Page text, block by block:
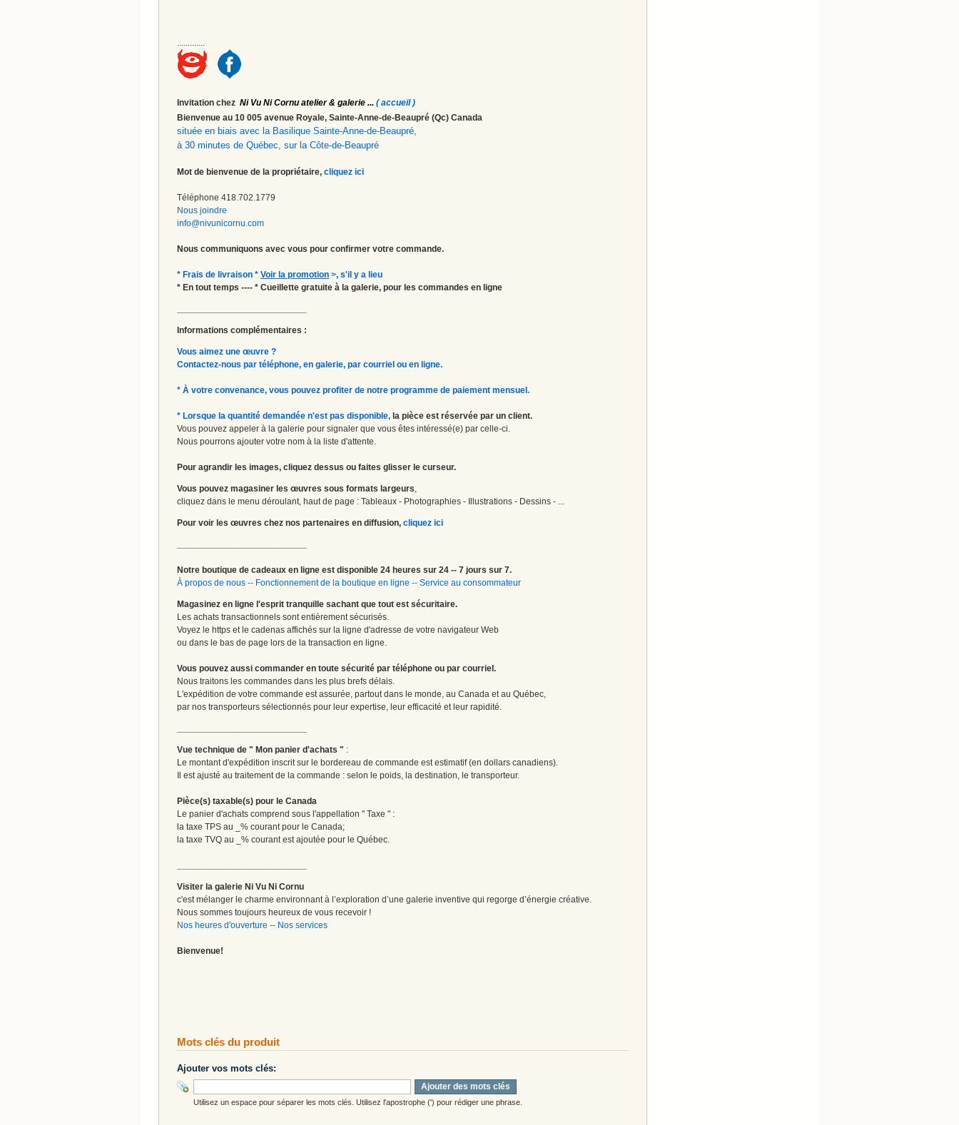
.............
Invitation chez Ni Vu Ni Cornu atelier & galerie ... ( accueil )
Bienvenue au 10 005 avenue Royale, Sainte-Anne-de-Beaupré (Qc) Canada
située en biais avec la Basilique Sainte-Anne-de-Beaupré,
à 30 minutes de Québec, sur la Côte-de-Beaupré
Mot de bienvenue de la propriétaire, cliquez ici
Téléphone 418.702.1779
Nous joindre
info@nivunicornu.com
Nous communiquons avec vous pour confirmer votre commande.
* Frais de livraison * Voir la promotion >, s'il y a lieu
* En tout temps ---- * Cueillette gratuite à la galerie, pour les commandes en ligne
Informations complémentaires :
Vous aimez une œuvre ?
Contactez-nous par téléphone, en galerie, par courriel ou en ligne.
* À votre convenance, vous pouvez profiter de notre programme de paiement mensuel.
* Lorsque la quantité demandée n'est pas disponible, la pièce est réservée par un client.
Vous pouvez appeler à la galerie pour signaler que vous êtes intéressé(e) par celle-ci.
Nous pourrons ajouter votre nom à la liste d'attente.
Pour agrandir les images, cliquez dessus ou faites glisser le curseur.
Vous pouvez magasiner les œuvres sous formats largeurs,
cliquez dans le menu déroulant, haut de page : Tableaux - Photographies - Illustrations - Dessins - ...
Pour voir les œuvres chez nos partenaires en diffusion, cliquez ici
Notre boutique de cadeaux en ligne est disponible 24 heures sur 24 -- 7 jours sur 7.
À propos de nous -- Fonctionnement de la boutique en ligne -- Service au consommateur
Magasinez en ligne l'esprit tranquille sachant que tout est sécuritaire.
Les achats transactionnels sont entièrement sécurisés.
Voyez le https et le cadenas affichés sur la ligne d'adresse de votre navigateur Web
ou dans le bas de page lors de la transaction en ligne.
Vous pouvez aussi commander en toute sécurité par téléphone ou par courriel.
Nous traitons les commandes dans les plus brefs délais.
L'expédition de votre commande est assurée, partout dans le monde, au Canada et au Québec,
par nos transporteurs sélectionnés pour leur expertise, leur efficacité et leur rapidité.
Vue technique de " Mon panier d'achats " :
Le montant d'expédition inscrit sur le bordereau de commande est estimatif (en dollars canadiens).
Il est ajusté au traitement de la commande : selon le poids, la destination, le transporteur.
Pièce(s) taxable(s) pour le Canada
Le panier d'achats comprend sous l'appellation " Taxe " :
la taxe TPS au _% courant pour le Canada;
la taxe TVQ au _% courant est ajoutée pour le Québec.
Visiter la galerie Ni Vu Ni Cornu
c'est mélanger le charme environnant à l’exploration d’une galerie inventive qui regorge d’énergie créative.
Nous sommes toujours heureux de vous recevoir !
Nos heures d'ouverture -- Nos services
Bienvenue!
Mots clés du produit
Ajouter vos mots clés:
Ajouter des mots clés
Utilisez un espace pour séparer les mots clés. Utilisez l'apostrophe (') pour rédiger une phrase.